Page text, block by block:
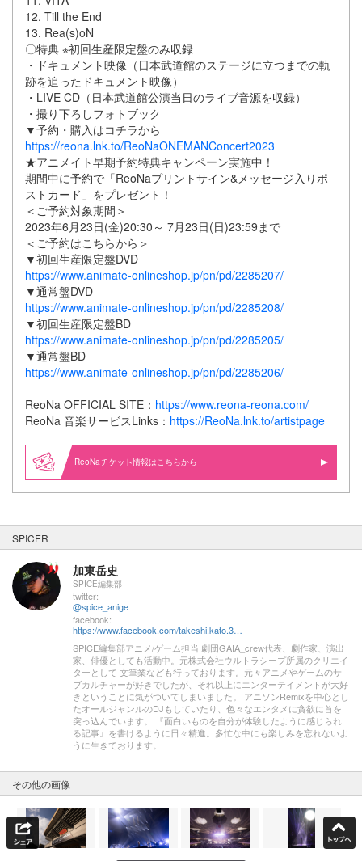
12. Till the End
13. Rea(s)oN
〇特典 ※初回生産限定盤のみ収録
・ドキュメント映像（日本武道館のステージに立つまでの軌
跡を追ったドキュメント映像）
・LIVE CD（日本武道館公演当日のライブ音源を収録）
・撮り下ろしフォトブック
▼予約・購入はコチラから
https://reona.lnk.to/ReoNaONEMANConcert2023
★アニメイト早期予約特典キャンペーン実施中！
期間中に予約で「ReoNaプリントサイン&メッセージ入りポ
ストカード」をプレゼント！
＜ご予約対象期間＞
2023年6月23日(金)20:30～ 7月23日(日)23:59まで
＜ご予約はこちらから＞
▼初回生産限定盤DVD
https://www.animate-onlineshop.jp/pn/pd/2285207/
▼通常盤DVD
https://www.animate-onlineshop.jp/pn/pd/2285208/
▼初回生産限定盤BD
https://www.animate-onlineshop.jp/pn/pd/2285205/
▼通常盤BD
https://www.animate-onlineshop.jp/pn/pd/2285206/
ReoNa OFFICIAL SITE： https://www.reona-reona.com/
ReoNa 音楽サービスLinks： https://ReoNa.lnk.to/artistpage
ReoNa 情報はこちらから
SPICER
加東岳史
SPICE編集部
twitter:
@spice_anige
facebook:
https://www.facebook.com/takeshi.kato.3557
SPICE編集部アニメ/ゲーム担当 劇団GAIA_crew代表、劇作家、演出
家、俳優としても活動中。元株式会社ウルトラシープ所属のクリエイ
ターとして 文筆業なども行っております。元々アニメやゲームのサ
ブカルチャーが好きでしたが、それ以上にエンターテイメントが大好
きということに気がついてしまいました。 アニソンRemixを中心とし
たオールジャンルのDJもしていたり、色々なエンタメに貪欲に首を
突っ込んでいます。 『面白いものを自分が体験したように感じられ
る記事』を書けるように日々精進。多忙な中にも楽しみを忘れないよ
うに生きております。
その他の画像